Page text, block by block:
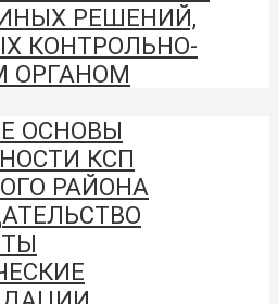
РЕШЕНИЙ,
КОНТРОЛЬНО-
ОРГАНОМ
ОСНОВЫ
КСП
РАЙОНА